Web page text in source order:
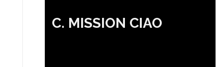
C. MISSION CIAO